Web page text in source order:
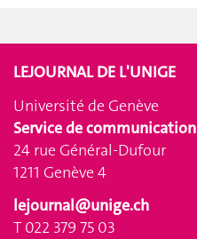
LEJOURNAL DE L'UNIGE
Université de Genève
Service de communication
24 rue Général-Dufour
1211 Genève 4
lejournal@unige.ch
T 022 379 75 03